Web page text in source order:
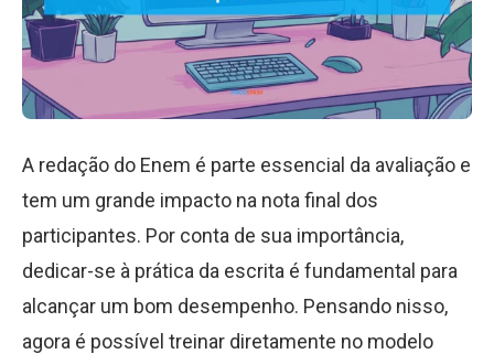
A redação do Enem é parte essencial da avaliação e
tem um grande impacto na nota final dos
participantes. Por conta de sua importância,
dedicar-se à prática da escrita é fundamental para
alcançar um bom desempenho. Pensando nisso,
agora é possível treinar diretamente no modelo